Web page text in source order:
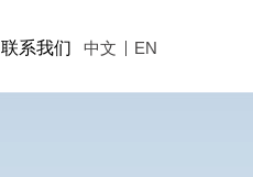
联系我们 中文 EN